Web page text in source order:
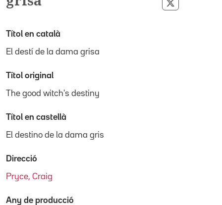
Compartir
Títol en català
El destí de la dama grisa
Títol original
The good witch's destiny
Títol en castellà
El destino de la dama gris
Direcció
Pryce, Craig
Any de producció